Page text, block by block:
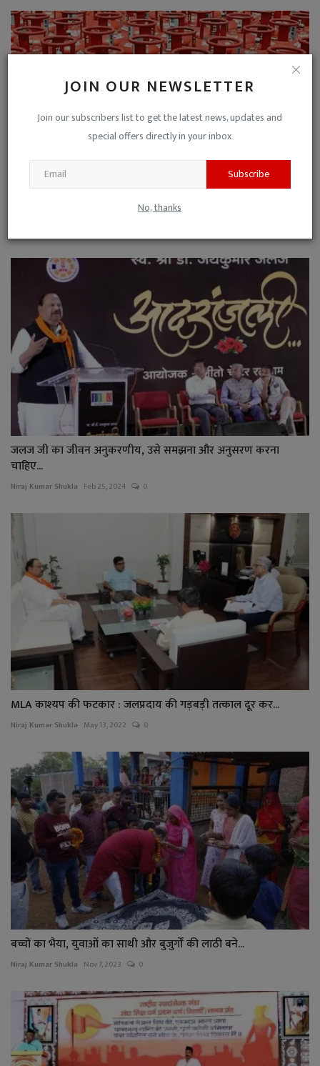
JOIN OUR NEWSLETTER
Join our subscribers list to get the latest news, updates and
special offers directly in your inbox
Subscribe
No, thanks
LPG को लेकर रतलाम कलेक्टर की फुलप्रूफ प्लानिंग, ग्राहको...
जलज जी का जीवन अनुकरणीय, उसे समझना और अनुसरण करना
चाहिए...
Niraj Kumar Shukla Feb 25, 2024 0
MLA काश्यप की फटकार : जलप्रदाय की गड़बड़ी तत्काल दूर कर...
Niraj Kumar Shukla May 13, 2022 0
बच्चों का भैया, युवाओं का साथी और बुजुर्गों की लाठी बने...
Niraj Kumar Shukla Nov 7, 2023 0